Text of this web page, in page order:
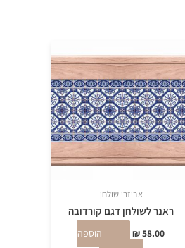
אביזרי שולחן
ראנר לשולחן דגם קורדובה
₪58.00
הוספה